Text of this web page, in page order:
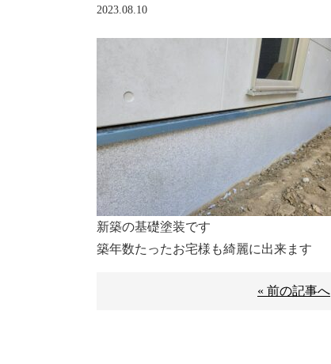
2023.08.10
新築の基礎塗装です
築年数たったお宅様も綺麗に出来ます
« 前の記事へ